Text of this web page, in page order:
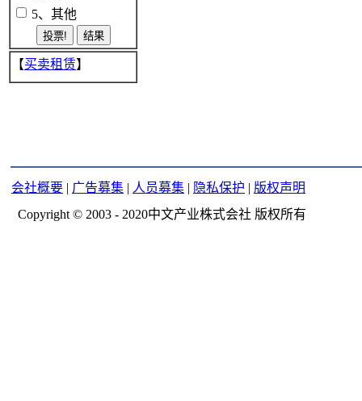
5、其他
【买卖租赁】
会社概要 | 广告募集 | 人员募集 | 隐私保护 | 版权声明
Copyright © 2003 - 2020中文产业株式会社 版权所有